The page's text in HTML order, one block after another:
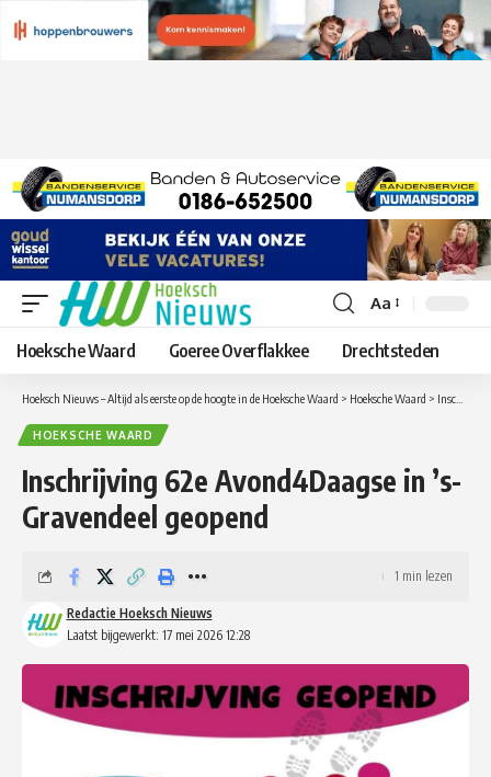
Lettergrootte
aanpassen
Aa
Hoeksche Waard Goeree Overflakkee Drechtsteden
Hoeksch Nieuws – Altijd als eerste op de hoogte in de Hoeksche Waard > Hoeksche Waard > Inschrijving 62e Avond4Daagse in ’s-Gravendeel geopend
HOEKSCHE WAARD
Inschrijving 62e Avond4Daagse in ’s-
Gravendeel geopend
Laatst bijgewerkt: 17 mei 2026 12:28
Redactie Hoeksch Nieuws
1 min lezen